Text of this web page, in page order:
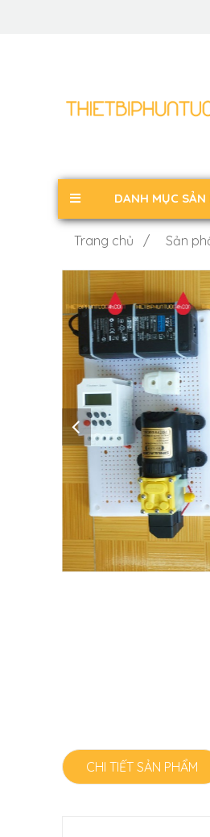
DANH MỤC SẢN
Trang chủ / Sản
CHI TIẾT SẢN PHẨM